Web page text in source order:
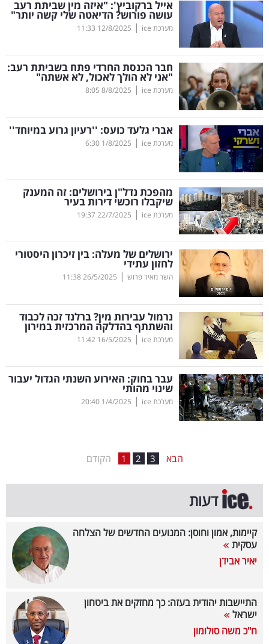
רכילות
עסקית
קריפטו
ויראלי
טלוויזיה
עסקי
ספורט
קריירה
ולימודים
מינויים
רייטינג
רכב
בריאות
תרבות
ופנאי
תיירות
המילון
הכלכלי
פודקאסט
40
אייל ברקוביץ': "איזה מין שביתת רעב
עושה פורוש? הדיאטה שלי קשה יותר"
מערכת ice |
12/8/2025
11:33
חבר הכנסת החרדי פתח בשביתת רעב:
"אני לא הולך לאכול, לא אשתה"
מערכת ice |
8/8/2025
8:05
אברי גלעד כועס: ''רעיון גרוע במיוחד''
מערכת ice |
1/8/2025
6:30
מהפכת נדל"ן בירושלים: זה המענק
שיקבלו רוכשי דירות בעיר
מערכת ice |
22/7/2025
19:37
ירושלים של מעלה: בין זיכרון היסטורי
לחזון עתידי
השר מאיר פרוש |
26/5/2025
11:38
נרמול עבירות מין? ברלנד זכה לכבוד
והשתתף בהדלקה המרכזית במירון
מערכת ice |
16/5/2025
11:42
עבר בחוק: האירוע השנתי הגדול יעבור
שינוי מהותי
מערכת ice |
1/4/2025
20:40
הקודם 1 2 3 הבא
דעות
קיימות, אמון וחוסן: המנועים החדשים של הצלחה
עסקית
יאיר אבידן
התיישבות יהודית בעזה: כך מחזקים את ביטחון
ישראל
ח"כ משה סולומון